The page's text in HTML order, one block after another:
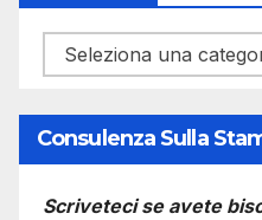
Categorie
Consulenza Sulla
Scriveteci se avete